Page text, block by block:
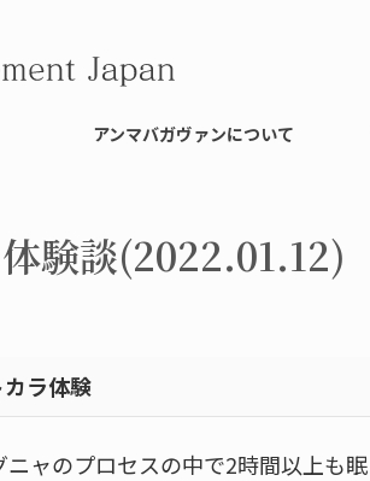
アンマバガヴァンについて
験談(2022.01.12)
ラ体験
ャのプロセスの中で2時間以上も